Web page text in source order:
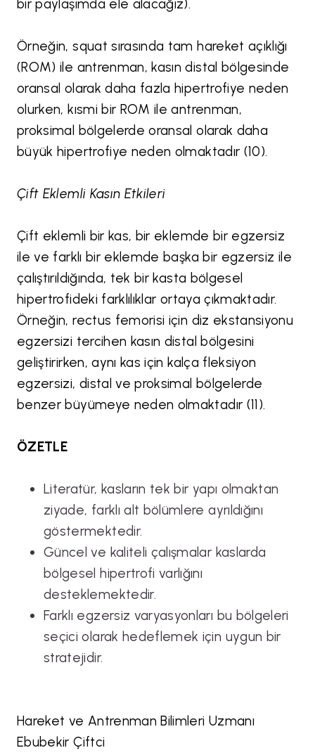
bir paylaşımda ele alacağız).
Örneğin, squat sırasında tam hareket açıklığı
(ROM) ile antrenman, kasın distal bölgesinde
oransal olarak daha fazla hipertrofiye neden
olurken, kısmi bir ROM ile antrenman,
proksimal bölgelerde oransal olarak daha
büyük hipertrofiye neden olmaktadır (10).
Çift Eklemli Kasın Etkileri
Çift eklemli bir kas, bir eklemde bir egzersiz
ile ve farklı bir eklemde başka bir egzersiz ile
çalıştırıldığında, tek bir kasta bölgesel
hipertrofideki farklılıklar ortaya çıkmaktadır.
Örneğin, rectus femorisi için diz ekstansiyonu
egzersizi tercihen kasın distal bölgesini
geliştirirken, aynı kas için kalça fleksiyon
egzersizi, distal ve proksimal bölgelerde
benzer büyümeye neden olmaktadır (11).
ÖZETLE
Literatür, kasların tek bir yapı olmaktan
ziyade, farklı alt bölümlere ayrıldığını
göstermektedir.
Güncel ve kaliteli çalışmalar kaslarda
bölgesel hipertrofi varlığını
desteklemektedir.
Farklı egzersiz varyasyonları bu bölgeleri
seçici olarak hedeflemek için uygun bir
stratejidir.
Hareket ve Antrenman Bilimleri Uzmanı
Ebubekir Çiftci